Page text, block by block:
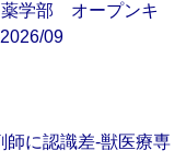
学部 オープンキ
09
師に認識差‐獣医療専